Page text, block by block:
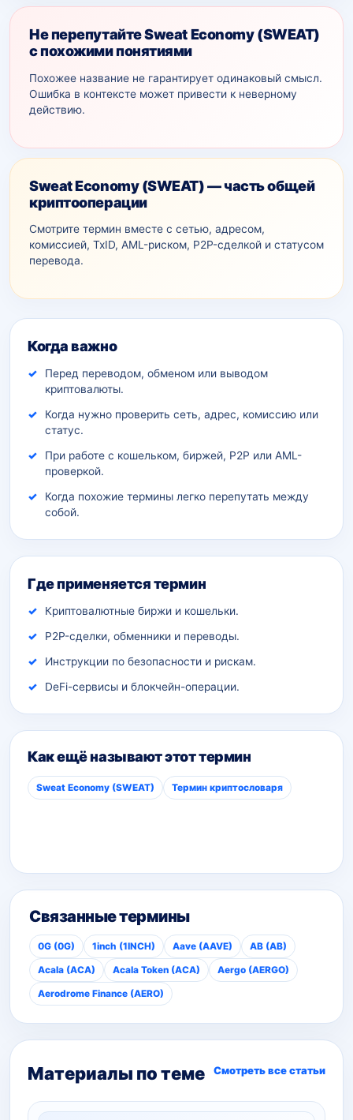
Не перепутайте Sweat Economy (SWEAT)
с похожими понятиями
Похожее название не гарантирует одинаковый смысл.
Ошибка в контексте может привести к неверному
действию.
Sweat Economy (SWEAT) — часть общей
криптооперации
Смотрите термин вместе с сетью, адресом,
комиссией, TxID, AML-рискoм, P2P-сделкой и статусом
перевода.
Дополнительный контекст
Когда важно
Перед переводом, обменом или выводом
криптовалюты.
Когда нужно проверить сеть, адрес, комиссию или
статус.
При работе с кошельком, биржей, P2P или AML-
проверкой.
Когда похожие термины легко перепутать между
собой.
Где применяется термин
Криптовалютные биржи и кошельки.
P2P-сделки, обменники и переводы.
Инструкции по безопасности и рискам.
DeFi-сервисы и блокчейн-операции.
Как ещё называют этот термин
Sweat Economy (SWEAT) Термин криптословаря
Связанные термины
0G (0G) 1inch (1INCH) Aave (AAVE) AB (AB)
Acala (ACA) Acala Token (ACA) Aergo (AERGO)
Aerodrome Finance (AERO)
Материалы по теме Смотреть все статьи